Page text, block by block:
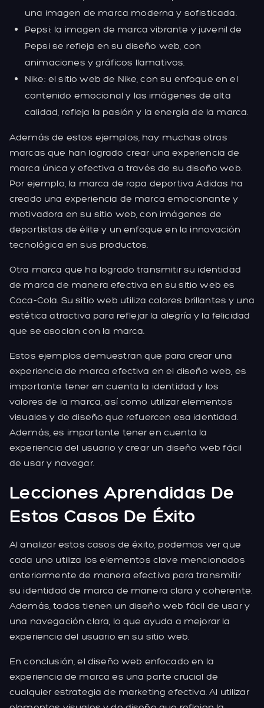
una imagen de marca moderna y sofisticada.
Pepsi: la imagen de marca vibrante y juvenil de
Pepsi se refleja en su diseño web, con
animaciones y gráficos llamativos.
Nike: el sitio web de Nike, con su enfoque en el
contenido emocional y las imágenes de alta
calidad, refleja la pasión y la energía de la marca.
Además de estos ejemplos, hay muchas otras
marcas que han logrado crear una experiencia de
marca única y efectiva a través de su diseño web.
Por ejemplo, la marca de ropa deportiva Adidas ha
creado una experiencia de marca emocionante y
motivadora en su sitio web, con imágenes de
deportistas de élite y un enfoque en la innovación
tecnológica en sus productos.
Otra marca que ha logrado transmitir su identidad
de marca de manera efectiva en su sitio web es
Coca-Cola. Su sitio web utiliza colores brillantes y una
estética atractiva para reflejar la alegría y la felicidad
que se asocian con la marca.
Estos ejemplos demuestran que para crear una
experiencia de marca efectiva en el diseño web, es
importante tener en cuenta la identidad y los
valores de la marca, así como utilizar elementos
visuales y de diseño que refuercen esa identidad.
Además, es importante tener en cuenta la
experiencia del usuario y crear un diseño web fácil
de usar y navegar.
Lecciones Aprendidas De
Estos Casos De Éxito
Al analizar estos casos de éxito, podemos ver que
cada uno utiliza los elementos clave mencionados
anteriormente de manera efectiva para transmitir
su identidad de marca de manera clara y coherente.
Además, todos tienen un diseño web fácil de usar y
una navegación clara, lo que ayuda a mejorar la
experiencia del usuario en su sitio web.
En conclusión, el diseño web enfocado en la
experiencia de marca es una parte crucial de
cualquier estrategia de marketing efectiva. Al utilizar